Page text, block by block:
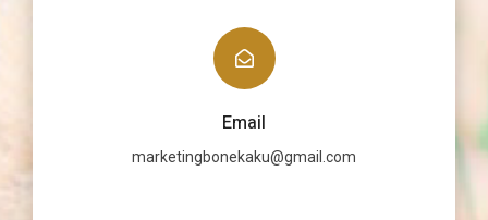
Email
marketingbonekaku@gmail.com